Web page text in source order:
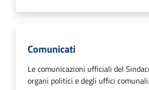
Comunicati
Le comunicazioni ufficiali del
organi politici e degli uffici comunali.